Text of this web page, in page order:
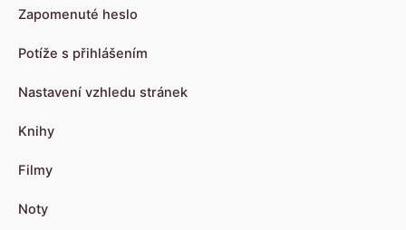
Zapomenuté heslo
Potíže s přihlášením
Nastavení vzhledu stránek
Knihy
Filmy
Noty